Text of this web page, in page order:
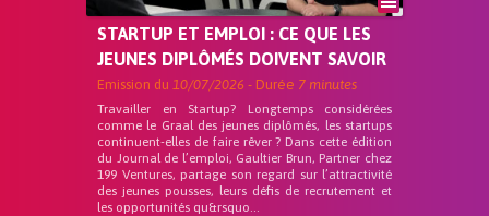
STARTUP ET EMPLOI : CE QUE LES
JEUNES DIPLÔMÉS DOIVENT SAVOIR
Emission du 10/07/2026 - Durée 7 minutes
Travailler en Startup? Longtemps considérées
comme le Graal des jeunes diplômés, les startups
continuent-elles de faire rêver ? Dans cette édition
du Journal de l’emploi, Gaultier Brun, Partner chez
199 Ventures, partage son regard sur l’attractivité
des jeunes pousses, leurs défis de recrutement et
les opportunités qu&rsquo...